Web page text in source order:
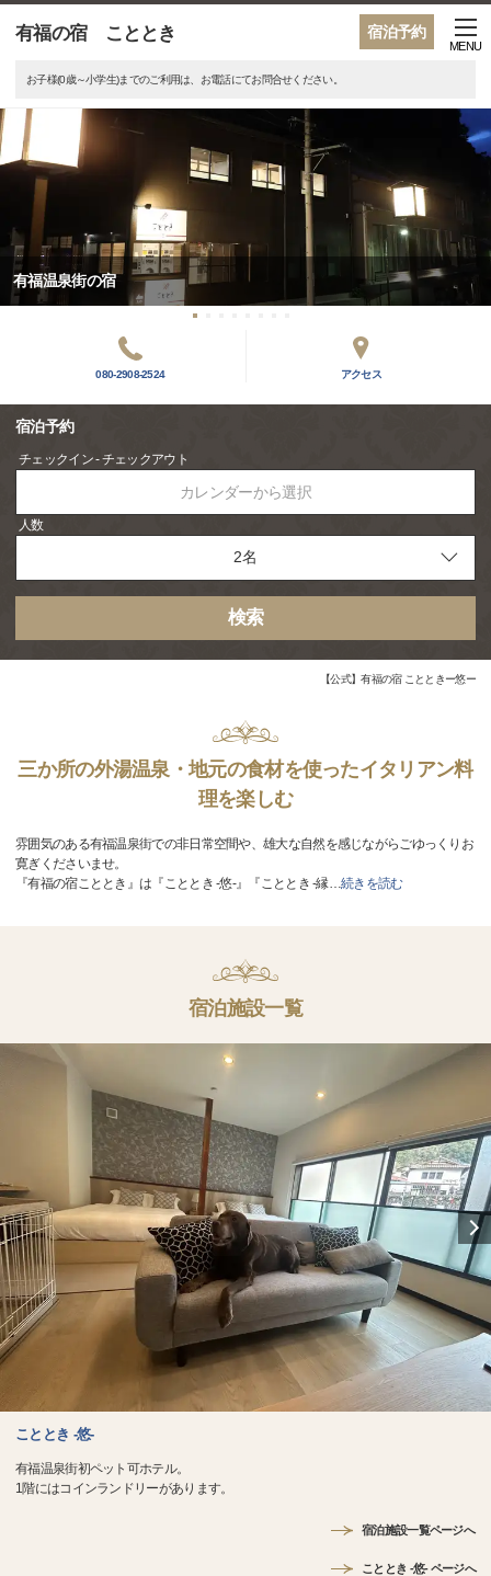
宿泊予約
有福の宿 こととき
MENU
お子様(0歳～小学生)までのご利用は、お電話にてお問合せください。
有福温泉街の宿
080-2908-2524 アクセス
宿泊予約
チェックイン - チェックアウト
カレンダーから選択
人数
検索
【公式】有福の宿 ことときー悠ー
三か所の外湯温泉・地元の食材を使ったイタリアン料
理を楽しむ
雰囲気のある有福温泉街での非日常空間や、雄大な自然を感じながらごゆっくりお
寛ぎくださいませ。
『有福の宿こととき』は『こととき -悠-』『こととき -縁…続きを読む
宿泊施設一覧
こととき -悠-
有福温泉街初ペット可ホテル。
1階にはコインランドリーがあります。
宿泊施設一覧ページへ
こととき -悠- ページへ